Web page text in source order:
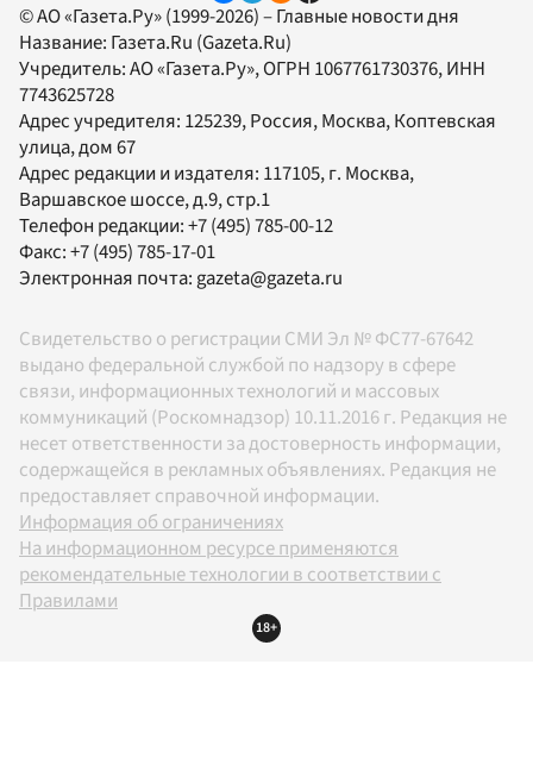
© АО «Газета.Ру» (1999-2026) – Главные новости дня
Название: Газета.Ru (Gazeta.Ru)
Учредитель:АО «Газета.Ру», ОГРН 1067761730376, ИНН
7743625728
Адрес учредителя: 125239, Россия, Москва, Коптевская
улица, дом 67
Адрес редакции и издателя: 117105, г. Москва,
Варшавское шоссе, д.9, стр.1
Телефон редакции:+7 (495) 785-00-12
Факс:+7 (495) 785-17-01
Электронная почта:gazeta@gazeta.ru
Свидетельство о регистрации СМИ Эл № ФС77-67642
выдано федеральной службой по надзору в сфере
связи, информационных технологий и массовых
коммуникаций (Роскомнадзор) 10.11.2016 г. Редакция не
несет ответственности за достоверность информации,
содержащейся в рекламных объявлениях. Редакция не
предоставляет справочной информации.
Информация об ограничениях
На информационном ресурсе применяются
рекомендательные технологии в соответствии с
Правилами
18+